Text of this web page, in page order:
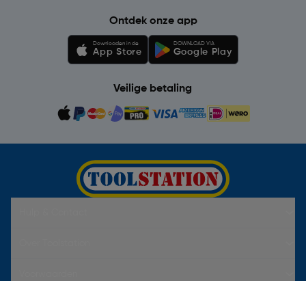
Ontdek onze app
Downloaden in de
App Store
DOWNLOAD VIA
Google Play
Veilige betaling